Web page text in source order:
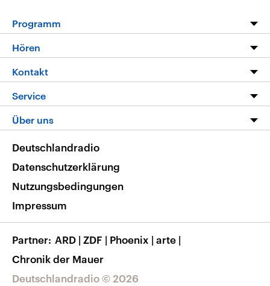
Programm
Programm
Die Nachrichten
Nachrichtenleicht
Neue Beiträge auf dlf.de
Hören
Livestream
Podcasts
Deutschlandfunk App
Nachrichten App
Frequenzen
Kontakt
Hörerservice
Service
FAQ
Veranstaltungen
Musikliste
RSS
Über uns
Barrierefreiheit
Deutschlandradio © 2026
Deutschlandradio
Datenschutzerklärung
Nutzungsbedingungen
Impressum
Partner ARD | ZDF | Phoenix | arte |
Chronik der Mauer